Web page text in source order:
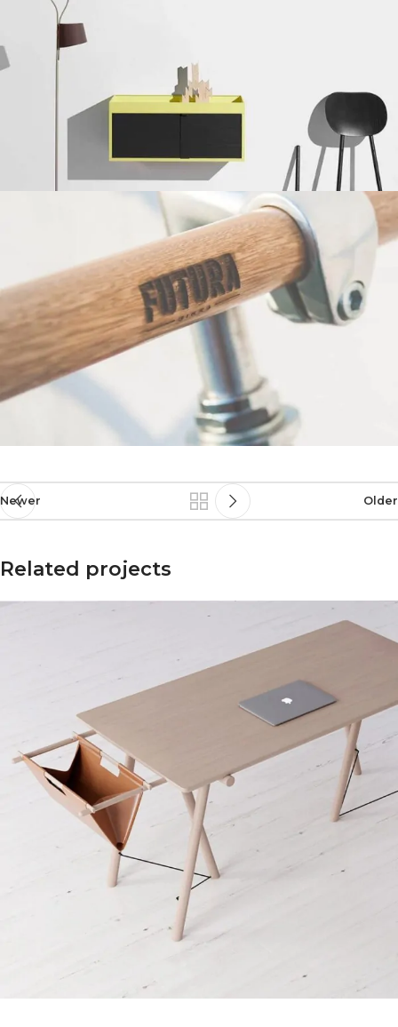
Newer Older
Related projects